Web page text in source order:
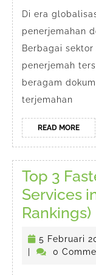
Di era
penerjemahan
Berbagai
penerjemah
beragam
terjemahan
READ MOREREAD
MORE
Top 3
Services
Rankings)
5 Februari
0